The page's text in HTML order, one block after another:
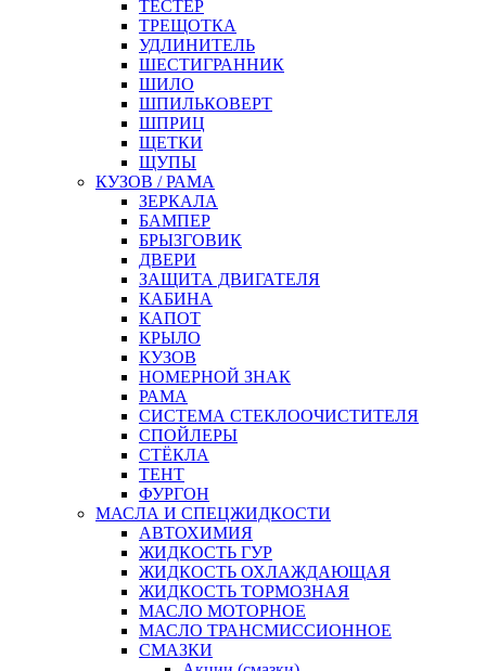
ТЕСТЕР
ТРЕЩОТКА
УДЛИНИТЕЛЬ
ШЕСТИГРАННИК
ШИЛО
ШПИЛЬКОВЕРТ
ШПРИЦ
ЩЕТКИ
ЩУПЫ
КУЗОВ / РАМА
ЗЕРКАЛА
БАМПЕР
БРЫЗГОВИК
ДВЕРИ
ЗАЩИТА ДВИГАТЕЛЯ
КАБИНА
КАПОТ
КРЫЛО
КУЗОВ
НОМЕРНОЙ ЗНАК
РАМА
СИСТЕМА СТЕКЛООЧИСТИТЕЛЯ
СПОЙЛЕРЫ
СТЁКЛА
ТЕНТ
ФУРГОН
МАСЛА И СПЕЦЖИДКОСТИ
АВТОХИМИЯ
ЖИДКОСТЬ ГУР
ЖИДКОСТЬ ОХЛАЖДАЮЩАЯ
ЖИДКОСТЬ ТОРМОЗНАЯ
МАСЛО МОТОРНОЕ
МАСЛО ТРАНСМИССИОННОЕ
СМАЗКИ